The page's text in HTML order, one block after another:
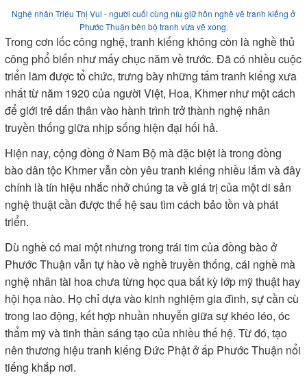
Nghệ nhân Triệu Thị Vui - người cuối cùng níu giữ hồn nghề vẽ tranh kiếng ở
Phước Thuận bên bộ tranh vừa vẽ xong.
Trong cơn lốc công nghệ, tranh kiếng không còn là nghề thủ
công phổ biến như mấy chục năm về trước. Đã có nhiều cuộc
triển lãm được tổ chức, trưng bày những tấm tranh kiếng xưa
nhất từ năm 1920 của người Việt, Hoa, Khmer như một cách
để giới trẻ dấn thân vào hành trình trở thành nghệ nhân
truyền thống giữa nhịp sống hiện đại hối hả.
Hiện nay, cộng đồng ở Nam Bộ mà đặc biệt là trong đồng
bào dân tộc Khmer vẫn còn yêu tranh kiếng nhiều lắm và đây
chính là tín hiệu nhắc nhở chúng ta về giá trị của một di sản
nghệ thuật cần được thế hệ sau tìm cách bảo tồn và phát
triển.
Dù nghề có mai một nhưng trong trái tim của đồng bào ở
Phước Thuận vẫn tự hào về nghề truyền thống, cái nghề mà
nghệ nhân tài hoa chưa từng học qua bất kỳ lớp mỹ thuật hay
hội họa nào. Họ chỉ dựa vào kinh nghiệm gia đình, sự cần cù
trong lao động, kết hợp nhuần nhuyễn giữa sự khéo léo, óc
thẩm mỹ và tinh thần sáng tạo của nhiều thế hệ. Từ đó, tạo
nên thương hiệu tranh kiếng Đức Phật ở ấp Phước Thuận nổi
tiếng khắp nơi.